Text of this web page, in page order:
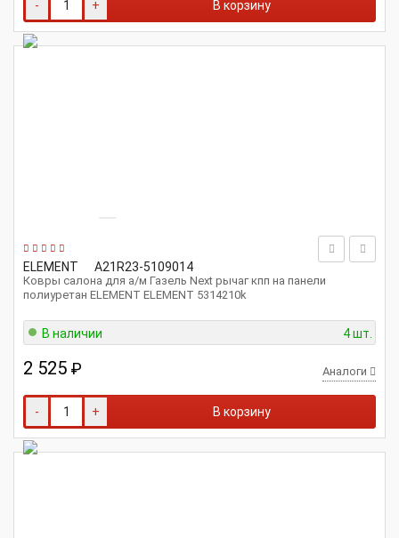
- + В корзину
ELEMENT A21R23-5109014
Ковры салона для а/м Газель Next рычаг кпп на панели
полиуретан ELEMENT ELEMENT 5314210k
В наличии 4 шт.
2 525 ₽ Аналоги
- + В корзину